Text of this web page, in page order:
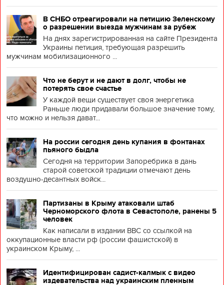
В СНБО отреагировали на петицию Зеленскому
о разрешении выезда мужчинам за рубеж
На днях зарегистрированная на сайте Президента
Украины петиция, требующая разрешить
мужчинам мобилизационного ...
Что не берут и не дают в долг, чтобы не
потерять свое счастье
У каждой вещи существует своя энергетика
Раньше люди придавали большое значение тому,
что можно и нельзя дават...
На россии сегодня день купания в фонтанах
пьяного быдла
Сегодня на территории Запоребрика в дань
старой советской традиции отмечают день
воздушно-десантных войск...
Партизаны в Крыму атаковали штаб
Черноморского флота в Севастополе, ранены 5
человек
Как написали в издании BBC со ссылкой на
оккупационные власти рф (россии фашистской) в
украинском Крыму, ...
Идентифицирован садист-калмык с видео
издевательства над украинским пленным